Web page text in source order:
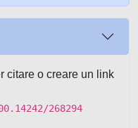
citare o creare un link
268294